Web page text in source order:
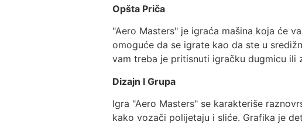
Opšta Priča
"Aero Masters" je igraća mašina koja će
omoguće da se igrate kao da ste u
vam treba je pritisnuti igračku dugmicu
Dizajn I Grupa
Igra "Aero Masters" se karakteriše
kako vozači polijetaju i sliće. Grafika je